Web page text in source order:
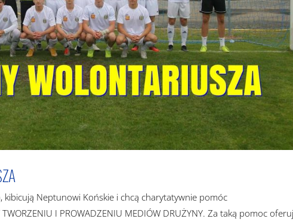
kibicują Neptunowi Końskie i chcą charytatywnie pomóc
I PROWADZENIU MEDIÓW DRUŻYNY. Za taką pomoc